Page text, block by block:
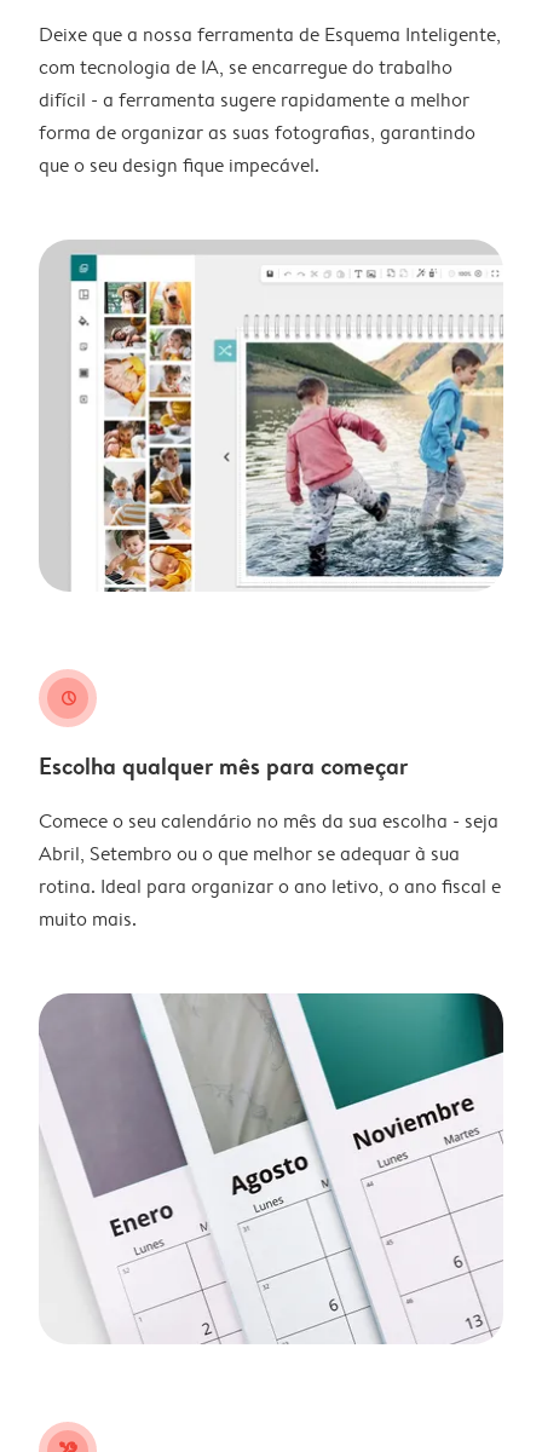
Deixe que a nossa ferramenta de Esquema Inteligente,
com tecnologia de IA, se encarregue do trabalho
difícil - a ferramenta sugere rapidamente a melhor
forma de organizar as suas fotografias, garantindo
que o seu design fique impecável.
clock
Escolha qualquer mês para começar
Comece o seu calendário no mês da sua escolha - seja
Abril, Setembro ou o que melhor se adequar à sua
rotina. Ideal para organizar o ano letivo, o ano fiscal e
muito mais.